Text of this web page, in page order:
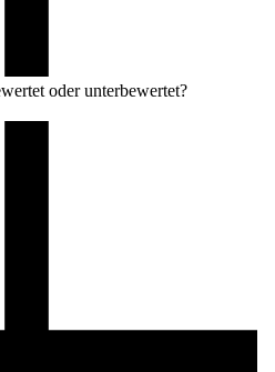
oder unterbewertet?